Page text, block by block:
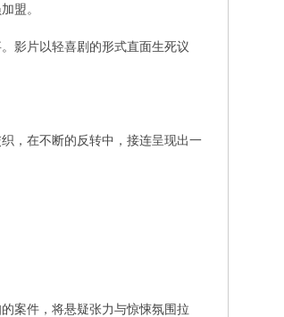
盟。
影片以轻喜剧的形式直面生死议
，在不断的反转中，接连呈现出一
案件，将悬疑张力与惊悚氛围拉